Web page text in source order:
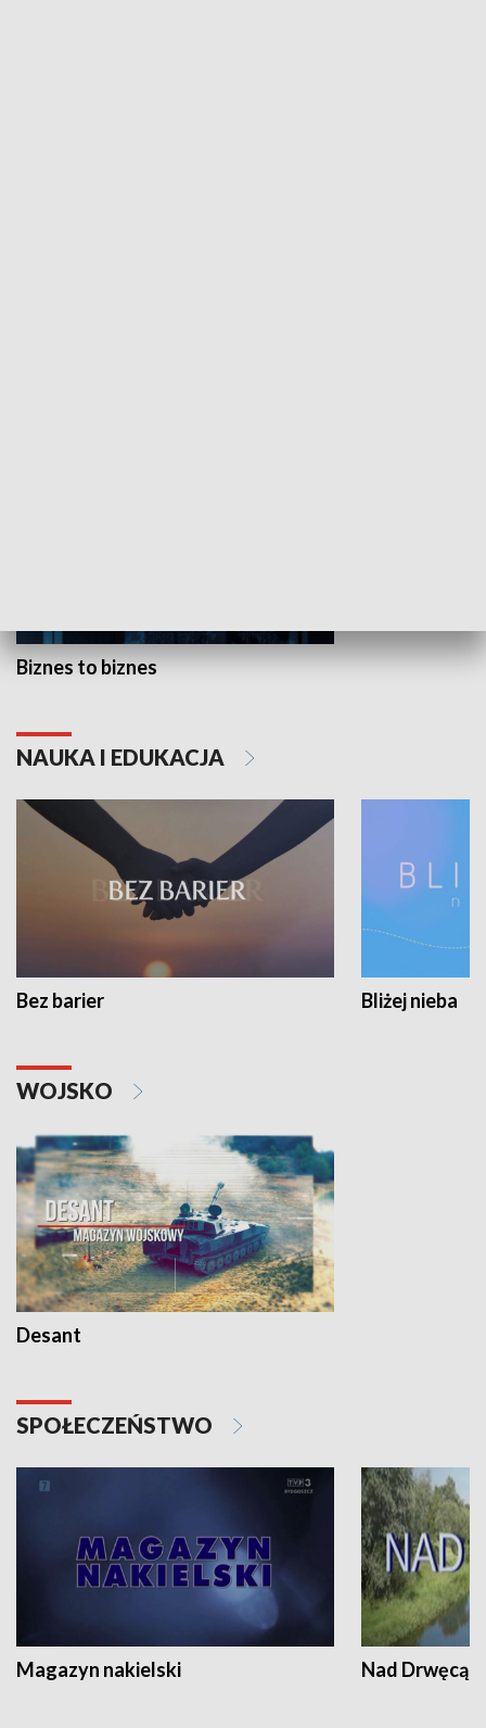
Biznes to biznes
NAUKA I EDUKACJA
Bez barier Bliżej nieba
WOJSKO
Desant
SPOŁECZEŃSTWO
Magazyn nakielski Nad Drwęcą